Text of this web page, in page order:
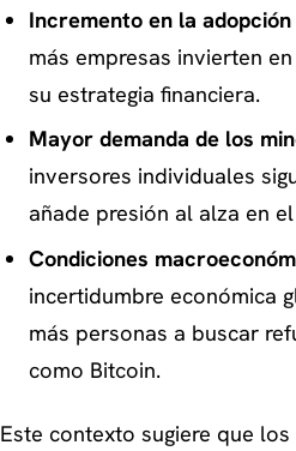
Incremento en la
más empresas invierten
su estrategia financiera.
Mayor demanda de los
inversores individuales
añade presión al alza en
Condiciones
incertidumbre económica
más personas a buscar
como Bitcoin.
Este contexto sugiere que